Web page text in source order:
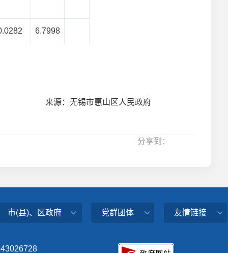
6.7998
来源：无锡市惠山区人民政府
分享到：
市(县)、区政府 党群团体 友情链接